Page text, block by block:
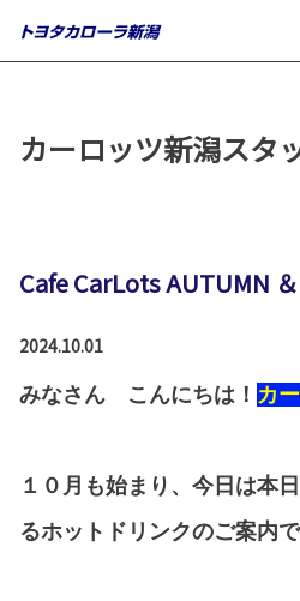
カーロッツ新潟スタ
Cafe CarLots AUTUMN
2024.10.01
みなさん こんにちは！ カ
１０月も始まり、今日は本
るホットドリンクのご案内